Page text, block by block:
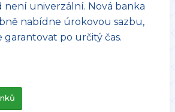
není univerzální. Nová banka
nabídne úrokovou sazbu,
po určitý čas.